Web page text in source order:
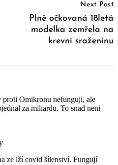
Next Post
Plně očkovaná 18letá
modelka zemřela na
krevní sraženinu